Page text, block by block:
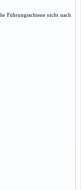
Führungsschiene nicht nach